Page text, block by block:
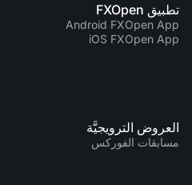
تطبيق FXOpen
Android FXOpen App
iOS FXOpen App
العروض الترويجيَّة
مسابقات الفوركس